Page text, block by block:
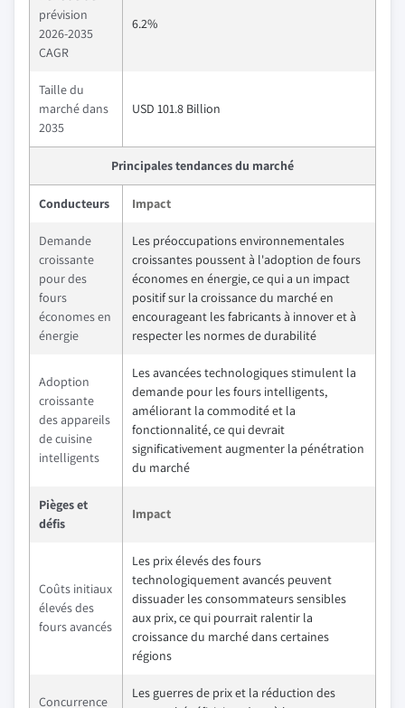
prévision
2026-2035
CAGR
6.2%
Taille du
marché dans
2035
USD 101.8 Billion
Principales tendances du marché
Conducteurs Impact
Demande
croissante
pour des
fours
économes en
énergie
Les préoccupations environnementales
croissantes poussent à l'adoption de fours
économes en énergie, ce qui a un impact
positif sur la croissance du marché en
encourageant les fabricants à innover et à
respecter les normes de durabilité
Adoption
croissante
des appareils
de cuisine
intelligents
Les avancées technologiques stimulent la
demande pour les fours intelligents,
améliorant la commodité et la
fonctionnalité, ce qui devrait
significativement augmenter la pénétration
du marché
Pièges et
défis
Impact
Coûts initiaux
élevés des
fours avancés
Les prix élevés des fours
technologiquement avancés peuvent
dissuader les consommateurs sensibles
aux prix, ce qui pourrait ralentir la
croissance du marché dans certaines
régions
Concurrence
Les guerres de prix et la réduction des